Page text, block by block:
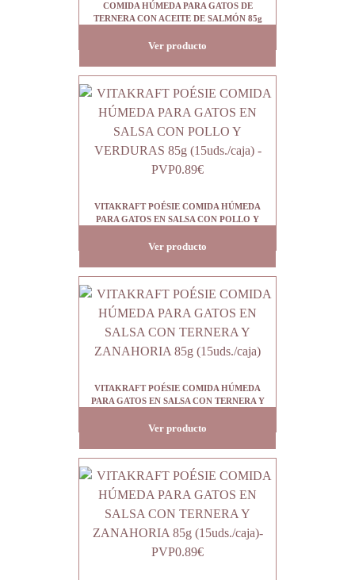
COMIDA HÚMEDA PARA GATOS DE
TERNERA CON ACEITE DE SALMÓN 85g
Ver producto
VITAKRAFT POÉSIE COMIDA HÚMEDA
PARA GATOS EN SALSA CON POLLO Y
Ver producto
VITAKRAFT POÉSIE COMIDA HÚMEDA
PARA GATOS EN SALSA CON TERNERA Y
Ver producto